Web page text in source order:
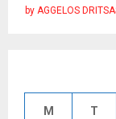
by AGGELOS
M T